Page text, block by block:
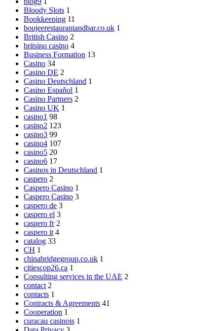
Bloody Slots 1
Bookkeeping 11
boujeerestaurantandbar.co.uk 1
British Casino 2
britsino casino 4
Business Formation 13
Casino 34
Casino DE 2
Casino Deutschland 1
Casino Español 1
Casino Partners 2
Casino UK 1
casino1 98
casino2 123
casino3 99
casino4 107
casino5 20
casino6 17
Casinos in Deutschland 1
caspero 2
Caspero Casino 1
Caspero Casino 3
caspero de 3
caspero el 3
caspero fr 2
caspero it 4
catalog 33
CH 1
chinabridgegroup.co.uk 1
citiescop26.ca 1
Consulting services in the UAE 2
contact 2
contacts 1
Contracts & Agreements 41
Cooperation 1
curacau casinois 1